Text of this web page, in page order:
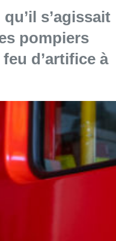
s’agissait
pompiers
d’artifice à